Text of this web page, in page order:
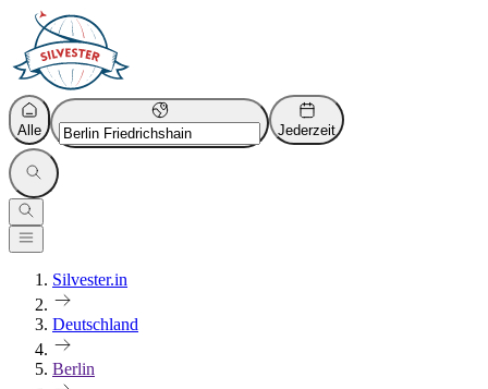
Alle Jederzeit
Silvester.in
Deutschland
Berlin